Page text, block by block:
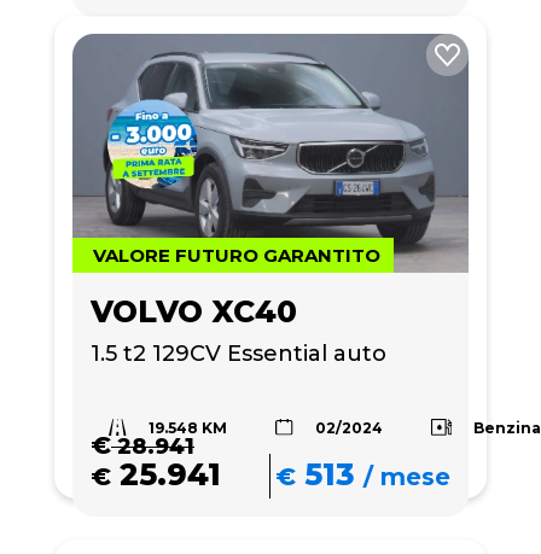
VALORE FUTURO GARANTITO
VOLVO XC40
1.5 t2 129CV Essential auto
19.548 KM 02/2024 Benzina
€28.941
€ 25.941 € 513 /mese